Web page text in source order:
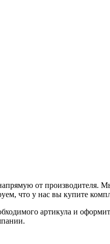
от производителя.
что у нас вы купите
артикула и